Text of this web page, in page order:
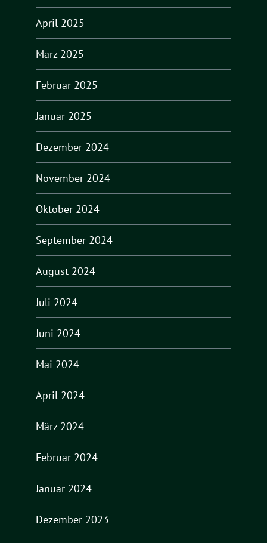
April 2025
März 2025
Februar 2025
Januar 2025
Dezember 2024
November 2024
Oktober 2024
September 2024
August 2024
Juli 2024
Juni 2024
Mai 2024
April 2024
März 2024
Februar 2024
Januar 2024
Dezember 2023